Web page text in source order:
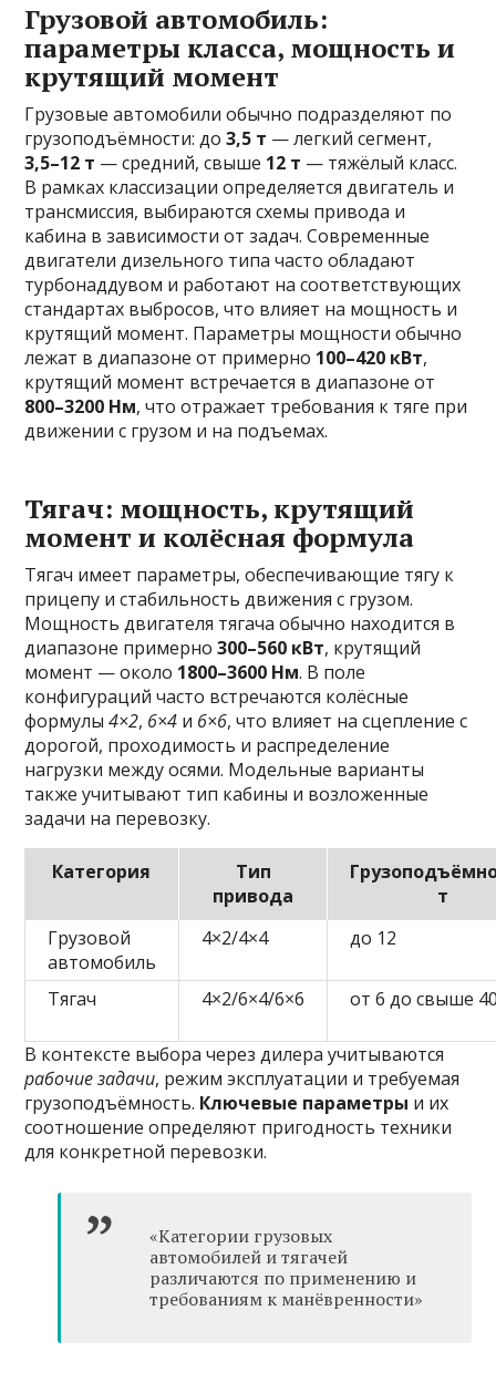
Грузовой автомобиль:
параметры класса, мощность и
крутящий момент
Грузовые автомобили обычно подразделяют по
грузоподъёмности: до3,5 т — легкий сегмент,
3,5–12 т — средний, свыше 12 т — тяжёлый класс.
В рамках классизации определяется двигатель и
трансмиссия, выбираются схемы привода и
кабина в зависимости от задач. Современные
двигатели дизельного типа часто обладают
турбонаддувом и работают на соответствующих
стандартах выбросов, что влияет на мощность и
крутящий момент. Параметры мощности обычно
лежат в диапазоне от примерно 100–420 кВт,
крутящий момент встречается в диапазоне от
800–3200 Нм, что отражает требования к тяге при
движении с грузом и на подъемах.
Тягач: мощность, крутящий
момент и колёсная формула
Тягач имеет параметры, обеспечивающие тягу к
прицепу и стабильность движения с грузом.
Мощность двигателя тягача обычно находится в
диапазоне примерно300–560 кВт, крутящий
момент — около 1800–3600 Нм. В поле
конфигураций часто встречаются колёсные
формулы4×2, 6×4 и 6×6, что влияет на сцепление с
дорогой, проходимость и распределение
нагрузки между осями. Модельные варианты
также учитывают тип кабины и возложенные
задачи на перевозку.
Категория
Тип
привода
т
Грузовой
автомобиль
4×2/4×4 до 12
Тягач 4×2/6×4/6×6 от 6 до свыше
В контексте выбора через дилера учитываются
рабочие задачи, режим эксплуатации и требуемая
грузоподъёмность. Ключевые параметры и их
соотношение определяют пригодность техники
для конкретной перевозки.
«Категории грузовых
автомобилей и тягачей
различаются по применению и
требованиям к манёвренности»